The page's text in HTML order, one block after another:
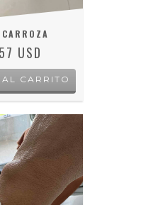
USD
CARRITO